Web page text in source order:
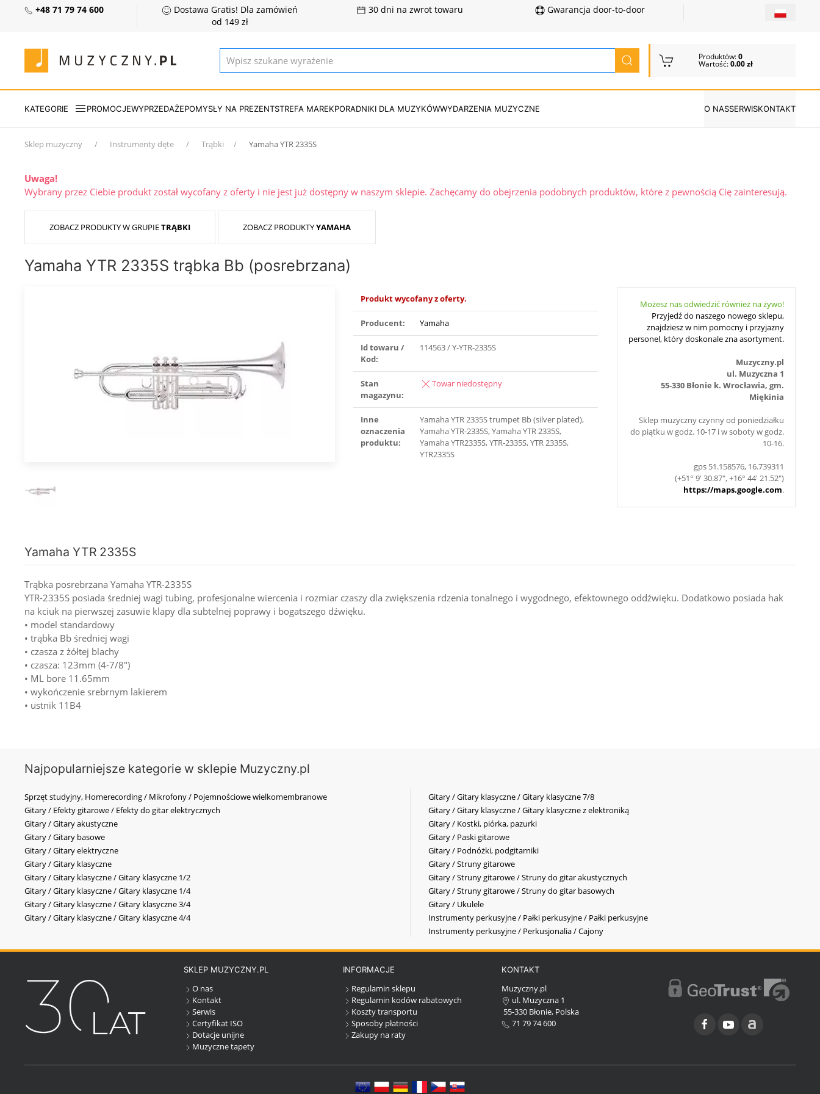
+48 71 79 74 600
Dostawa Gratis! Dla zamówień
od 149 zł
30 dni na zwrot towaru Gwarancja door-to-door
Produktów:0
Wartość:0.00 zł
KATEGORIE PROMOCJEWYPRZEDAŻEPOMYSŁY NA PREZENTSTREFA MAREKPORADNIKI DLA MUZYKÓWWYDARZENIA MUZYCZNE O NASSERWISKONTAKT
Sklep muzyczny Instrumenty dęte Trąbki Yamaha YTR 2335S
Uwaga!
Wybrany przez Ciebie produkt został wycofany z oferty i nie jest już dostępny w naszym sklepie. Zachęcamy do obejrzenia podobnych produktów, które z pewnością Cię zainteresują.
ZOBACZ PRODUKTY W GRUPIETRĄBKI ZOBACZ PRODUKTYYAMAHA
Yamaha YTR 2335S trąbka Bb (posrebrzana)
Produkt wycofany z oferty.
Producent: Yamaha
Id towaru /
Kod:
114563 / Y-YTR-2335S
Stan
magazynu:
Towar niedostępny
Inne
oznaczenia
produktu:
Yamaha YTR 2335S trumpet Bb (silver plated),
Yamaha YTR-2335S, Yamaha YTR 2335S,
Yamaha YTR2335S, YTR-2335S, YTR 2335S,
YTR2335S
Możesz nas odwiedzić również na żywo!
Przyjedź do naszego nowego sklepu,
znajdziesz w nim pomocny i przyjazny
personel, który doskonale zna asortyment.
Muzyczny.pl
ul. Muzyczna 1
55-330 Błonie k. Wrocławia, gm.
Miękinia
Sklep muzyczny czynny od poniedziałku
do piątku w godz. 10-17 i w soboty w godz.
10-16.
gps 51.158576, 16.739311
(+51° 9' 30.87", +16° 44' 21.52")
https://maps.google.com.
Yamaha YTR 2335S
Trąbka posrebrzana Yamaha YTR-2335S
YTR-2335S posiada średniej wagi tubing, profesjonalne wiercenia i rozmiar czaszy dla zwiększenia rdzenia tonalnego i wygodnego, efektownego oddźwięku. Dodatkowo posiada hak
na kciuk na pierwszej zasuwie klapy dla subtelnej poprawy i bogatszego dźwięku.
• model standardowy
• trąbka Bb średniej wagi
• czasza z żółtej blachy
• czasza: 123mm (4-7/8")
• ML bore 11.65mm
• wykończenie srebrnym lakierem
• ustnik 11B4
Najpopularniejsze kategorie w sklepie Muzyczny.pl
Sprzęt studyjny, Homerecording / Mikrofony / Pojemnościowe wielkomembranowe
Gitary / Efekty gitarowe / Efekty do gitar elektrycznych
Gitary / Gitary akustyczne
Gitary / Gitary basowe
Gitary / Gitary elektryczne
Gitary / Gitary klasyczne
Gitary / Gitary klasyczne / Gitary klasyczne 1/2
Gitary / Gitary klasyczne / Gitary klasyczne 1/4
Gitary / Gitary klasyczne / Gitary klasyczne 3/4
Gitary / Gitary klasyczne / Gitary klasyczne 4/4
Gitary / Gitary klasyczne / Gitary klasyczne 7/8
Gitary / Gitary klasyczne / Gitary klasyczne z elektroniką
Gitary / Kostki, piórka, pazurki
Gitary / Paski gitarowe
Gitary / Podnóżki, podgitarniki
Gitary / Struny gitarowe
Gitary / Struny gitarowe / Struny do gitar akustycznych
Gitary / Struny gitarowe / Struny do gitar basowych
Gitary / Ukulele
Instrumenty perkusyjne / Pałki perkusyjne / Pałki perkusyjne
Instrumenty perkusyjne / Perkusjonalia / Cajony
SKLEP MUZYCZNY.PL
O nas
Kontakt
Serwis
Certyfikat ISO
Dotacje unijne
Muzyczne tapety
INFORMACJE
Regulamin sklepu
Regulamin kodów rabatowych
Koszty transportu
Sposoby płatności
Zakupy na raty
KONTAKT
Muzyczny.pl
ul. Muzyczna 1
55-330 Błonie, Polska
71 79 74 600